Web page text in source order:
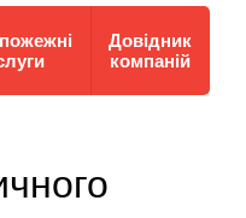
Довідник
компаній